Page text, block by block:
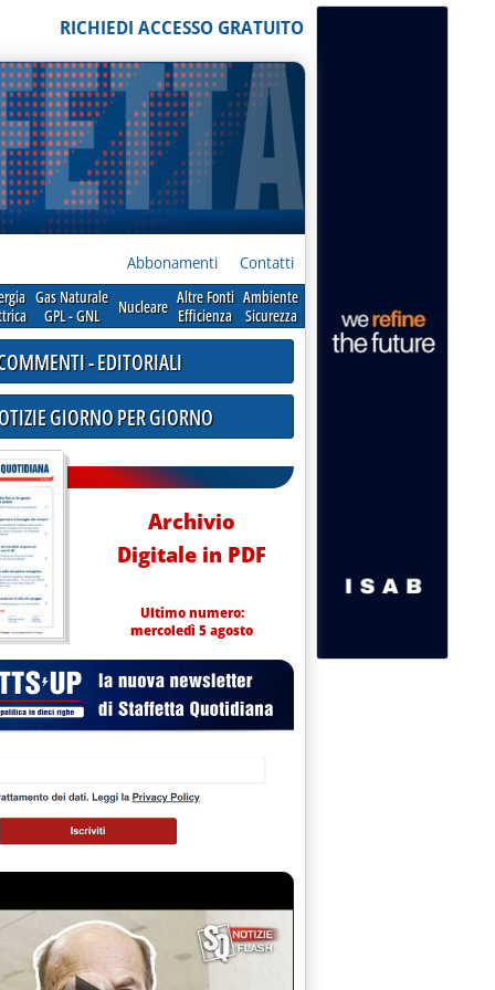
RICHIEDI ACCESSO GRATUITO
Abbonamenti Contatti
Gas Naturale
GPL - GNL
Nucleare Altre Fonti
Efficienza
Ambiente
Sicurezza
- EDITORIALI
GIORNO PER GIORNO
Archivio
Digitale in PDF
Ultimo numero:
mercoledì 5 agosto